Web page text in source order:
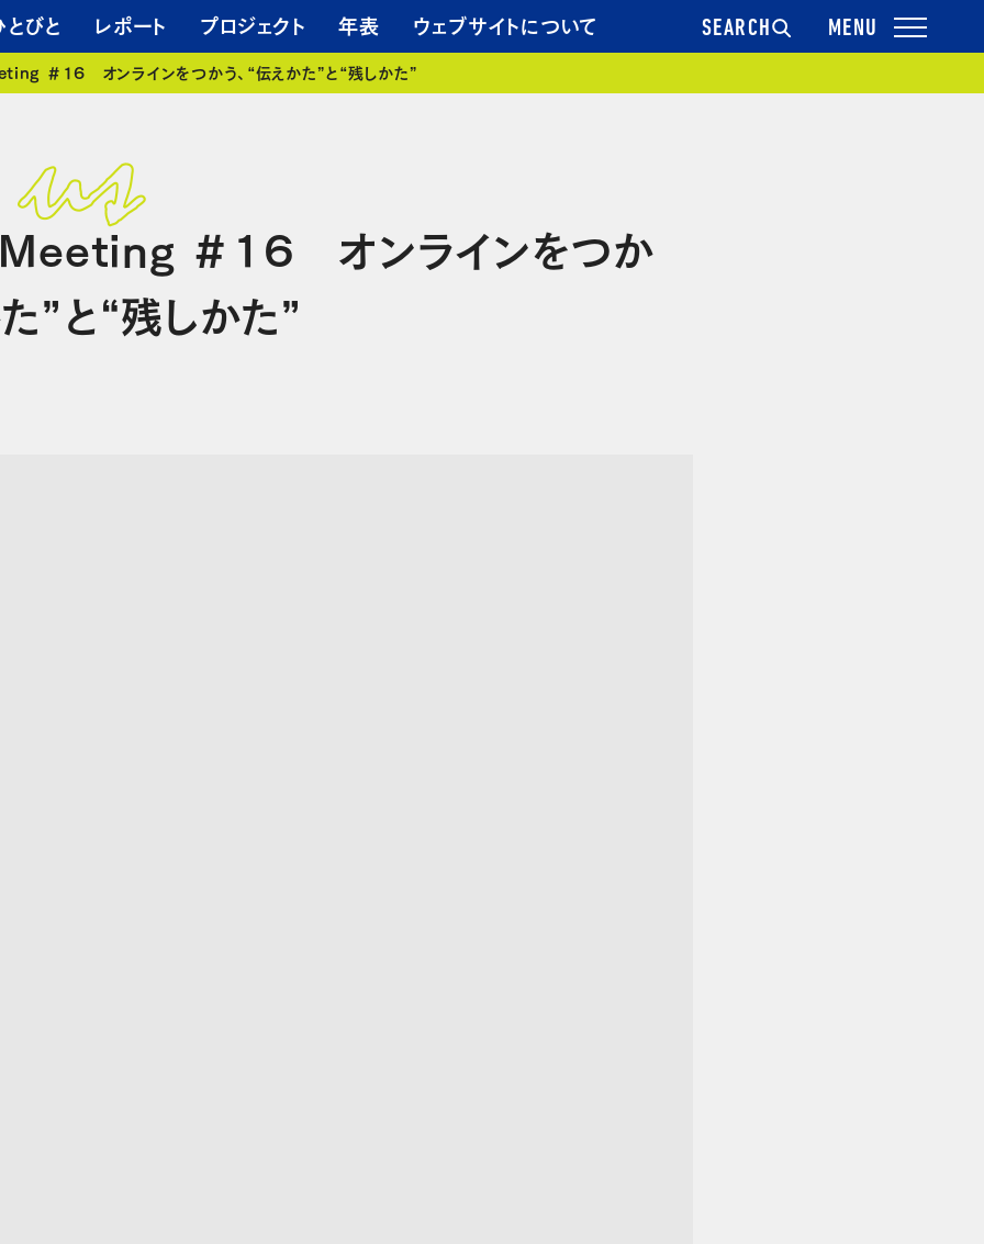
とびと レポート プロジェクト 年表 ウェブサイトについて SEARCH
＃16 オンラインをつかう、“伝えかた”と“残しかた”
＃16 オンラインをつか
”と“残しかた”